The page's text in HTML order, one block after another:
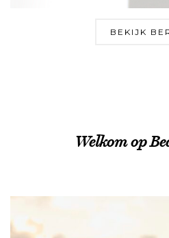
BEKIJK
Welkom op